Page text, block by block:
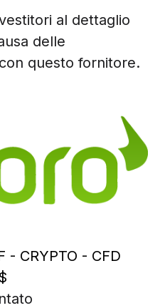
al dettaglio
delle
questo fornitore.
- CRYPTO - CFD